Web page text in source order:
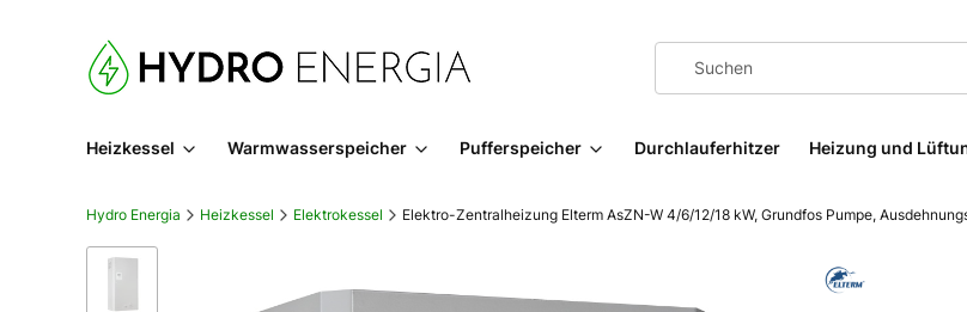
Heizkessel Warmwasserspeicher Pufferspeicher Durchlauferhitzer Heizung und
Hydro Energia Heizkessel Elektrokessel Elektro-Zentralheizung Elterm AsZN-W 4/6/12/18 kW, Grundfos Pumpe,